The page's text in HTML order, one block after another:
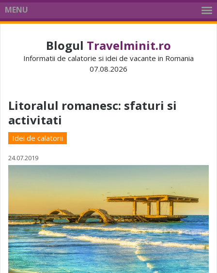
MENU
Blogul Travelminit.ro
Informatii de calatorie si idei de vacante in Romania
07.08.2026
Litoralul romanesc: sfaturi si
activitati
Idei de calatorii
24.07.2019